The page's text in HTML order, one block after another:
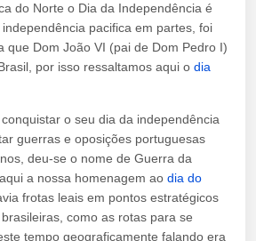
do Norte o Dia da Independência é
pacifica em partes, foi
que Dom João VI (pai de Dom Pedro I)
por isso ressaltamos aqui o dia
o seu dia da independência
guerras e oposições portuguesas
deu-se o nome de Guerra da
a nossa homenagem ao dia do
frotas leais em pontos estratégicos
como as rotas para se
tempo geograficamente falando era